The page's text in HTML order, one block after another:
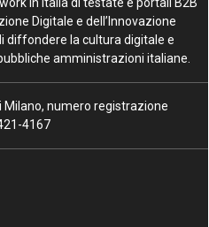
Digitale e dell’Innovazione
diffondere la cultura digitale e
amministrazioni italiane.
numero registrazione
4167